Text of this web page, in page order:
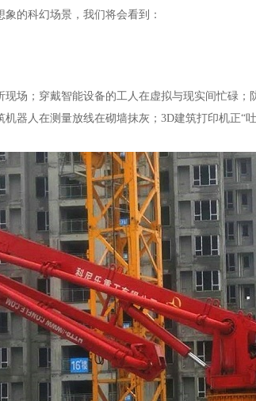
的科幻场景，我们将会看到：
现场；穿戴智能设备的工人在虚拟与现实间忙碌
器人在测量放线在砌墙抹灰； 3D建筑打印机正“